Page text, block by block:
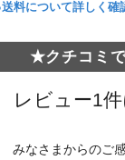
送料について詳しく確
★クチコミ
レビュー1件
みなさまからのご